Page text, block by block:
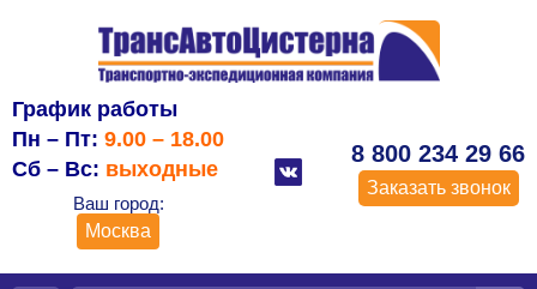
График работы
Пн – Пт: 9.00 – 18.00
Сб – Вс: выходные
Ваш город:
Москва
8 800 234 29 66
Заказать звонок